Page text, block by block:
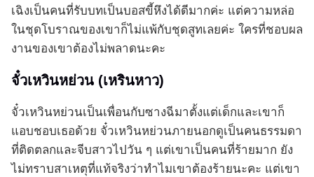
เฉิงเป็นคนที่รับบทเป็นบอสขี้หึงได้ดีมากค่ะ แต่ความหล่อ
ในชุดโบราณของเขาก็ไม่แพ้กับชุดสูทเลยค่ะ ใครที่ชอบผล
งานของเขาต้องไม่พลาดนะคะ
จั๋วเหวินหย่วน (เหรินหาว)
จั๋วเหวินหย่วนเป็นเพื่อนกับซางฉีมาตั้งแต่เด็กและเขาก็
แอบชอบเธอด้วย จั๋วเหวินหย่วนภายนอกดูเป็นคนธรรมดา
ที่ติดตลกและจีบสาวไปวัน ๆ แต่เขาเป็นคนที่ร้ายมาก ยัง
ไม่ทราบสาเหตุที่แท้จริงว่าทำไมเขาต้องร้ายนะคะ แต่เขา